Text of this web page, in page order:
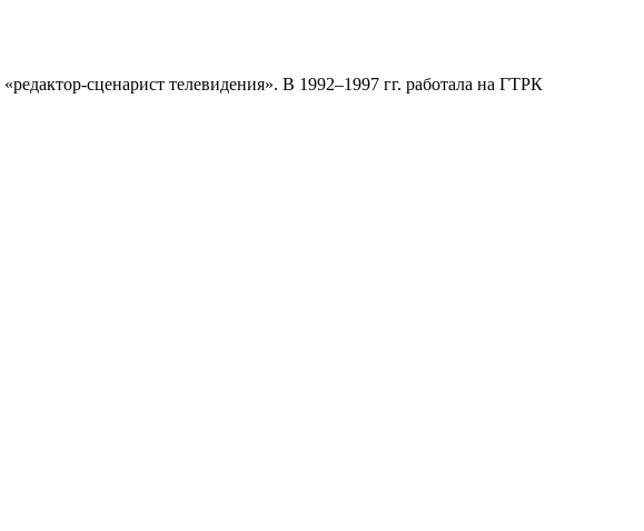
сценарист телевидения». В 1992–1997 гг. работала на ГТРК